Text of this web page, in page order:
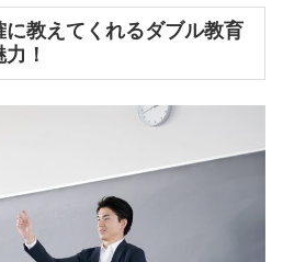
教えてくれるダブル教育
！